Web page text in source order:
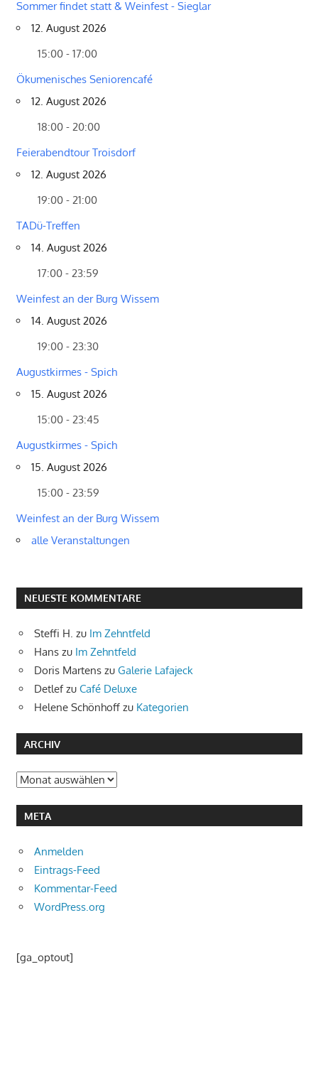
Sommer findet statt & Weinfest - Sieglar
12. August 2026
15:00 - 17:00
Ökumenisches Seniorencafé
12. August 2026
18:00 - 20:00
Feierabendtour Troisdorf
12. August 2026
19:00 - 21:00
TADü-Treffen
14. August 2026
17:00 - 23:59
Weinfest an der Burg Wissem
14. August 2026
19:00 - 23:30
Augustkirmes - Spich
15. August 2026
15:00 - 23:45
Augustkirmes - Spich
15. August 2026
15:00 - 23:59
Weinfest an der Burg Wissem
alle Veranstaltungen
NEUESTE KOMMENTARE
Steffi H. zu Im Zehntfeld
Hans zu Im Zehntfeld
Doris Martens zu Galerie Lafajeck
Detlefzu Café Deluxe
Helene Schönhoff zu Kategorien
ARCHIV
Archiv
META
Anmelden
Eintrags-Feed
Kommentar-Feed
WordPress.org
[ga_optout]